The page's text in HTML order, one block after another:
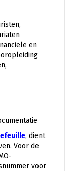
en
, dient
Voor de
voor